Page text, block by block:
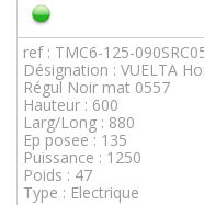
ref : TMC6-125-
Désignation : VUELTA
Régul Noir mat 0557
Hauteur : 600
Larg/Long : 880
Ep posee : 135
Puissance : 1250
Poids : 47
Type : Electrique